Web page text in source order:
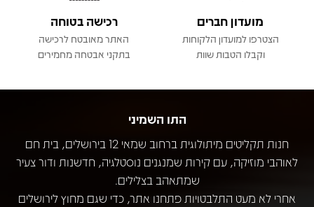
מועדון חברים
הצטרפו למועדון הלקוחות
וקבלו הטבות שוות
רכישה בטוחה
האתר מאובטח לרכישה
בתקני אבטחה מחמירים
התו השמיני
חנות תקליטים מיתולוגית ברחוב שמאי 12 בירושלים, בית חם
לאוהבי מוזיקה, עם קירות שמנגנים נוסטלגיה, חדשנות ודור צעיר
שמתאהב בצלילים.
אחרי לא מעט התלבטויות פתחנו אתר, כדי שגם מחוץ לירושלים